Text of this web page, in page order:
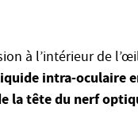
à l’intérieur de
intra-oculaire
la tête du nerf